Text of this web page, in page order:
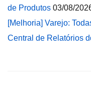
de Produtos 03/08/
[Melhoria] Varejo:
Central de Relatórios